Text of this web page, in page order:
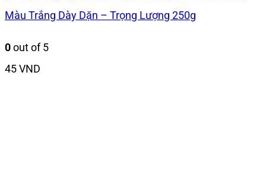
Màu Trắng Dày Dặn – Trọng Lượng 250g
0out of 5
45VND